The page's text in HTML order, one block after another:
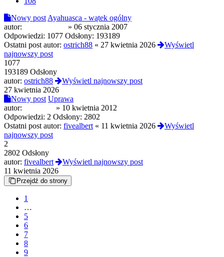
Nowy post Ayahuasca - wątek ogólny
autor:
» 06 stycznia 2007
Odpowiedzi: 1077 Odsłony: 193189
Ostatni post autor: ostrich88 « 27 kwietnia 2026
Wyświetl
najnowszy post
1077
193189 Odsłony
autor: ostrich88
Wyświetl najnowszy post
27 kwietnia 2026
Nowy post Uprawa
autor:
» 10 kwietnia 2012
Odpowiedzi: 2 Odsłony: 2802
Ostatni post autor: fivealbert « 11 kwietnia 2026
Wyświetl
najnowszy post
2
2802 Odsłony
autor: fivealbert
Wyświetl najnowszy post
11 kwietnia 2026
Przejdź do strony
1
…
5
6
7
8
9